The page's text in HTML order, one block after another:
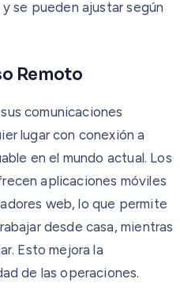
se pueden ajustar según
Remoto
comunicaciones
lugar con conexión a
en el mundo actual. Los
aplicaciones móviles
web, lo que permite
desde casa, mientras
Esto mejora la
de las operaciones.